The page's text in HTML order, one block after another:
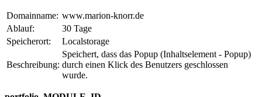
Domainname: www.marion-knorr.de
Ablauf:
30 Tage
Speicherort:
Localstorage
Beschreibung:
Speichert, dass das Popup (Inhaltselement - Popup)
durch einen Klick des Benutzers geschlossen
wurde.